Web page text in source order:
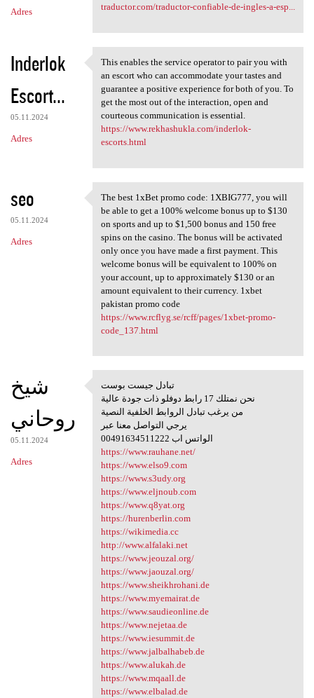
Adres
traductor.com/traductor-confiable-de-ingles-a-esp...
Inderlok
Escort...
05.11.2024
Adres
This enables the service
This enables the service operator to pair you with
an escort who can accommodate your tastes and
guarantee a positive experience for both of you. To
get the most out of the interaction, open and
courteous communication is essential.
https://www.rekhashukla.com/inderlok-
escorts.html
seo
05.11.2024
Adres
The best 1xBet promo code:
The best 1xBet promo code: 1XBIG777, you will
be able to get a 100% welcome bonus up to $130
on sports and up to $1,500 bonus and 150 free
spins on the casino. The bonus will be activated
only once you have made a first payment. This
welcome bonus will be equivalent to 100% on
your account, up to approximately $130 or an
amount equivalent to their currency. 1xbet
pakistan promo code
https://www.rcflyg.se/rcff/pages/1xbet-promo-
code_137.html
شيخ
روحاني
05.11.2024
Adres
تبادل جيست بوست
تبادل جيست بوست
نحن نمتلك 17 رابط دوفلو ذات جودة عالية
من يرغب تبادل الروابط الخلفية النصية
يرجي التواصل معنا عبر
00491634511222 الواتس اب
https://www.rauhane.net/
https://www.elso9.com
https://www.s3udy.org
https://www.eljnoub.com
https://www.q8yat.org
https://hurenberlin.com
https://wikimedia.cc
http://www.alfalaki.net
https://www.jeouzal.org/
https://www.jaouzal.org/
https://www.sheikhrohani.de
https://www.myemairat.de
https://www.saudieonline.de
https://www.nejetaa.de
https://www.iesummit.de
https://www.jalbalhabeb.de
https://www.alukah.de
https://www.mqaall.de
https://www.elbalad.de